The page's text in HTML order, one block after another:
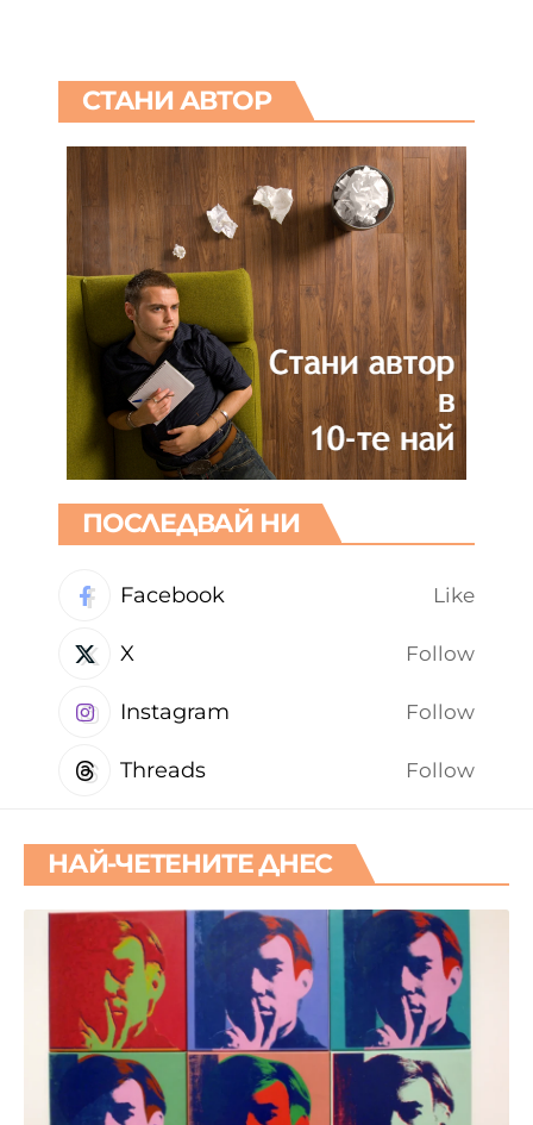
СТАНИ АВТОР
ПОСЛЕДВАЙ НИ
Facebook Like
X Follow
Instagram Follow
Threads Follow
НАЙ-ЧЕТЕНИТЕ ДНЕС